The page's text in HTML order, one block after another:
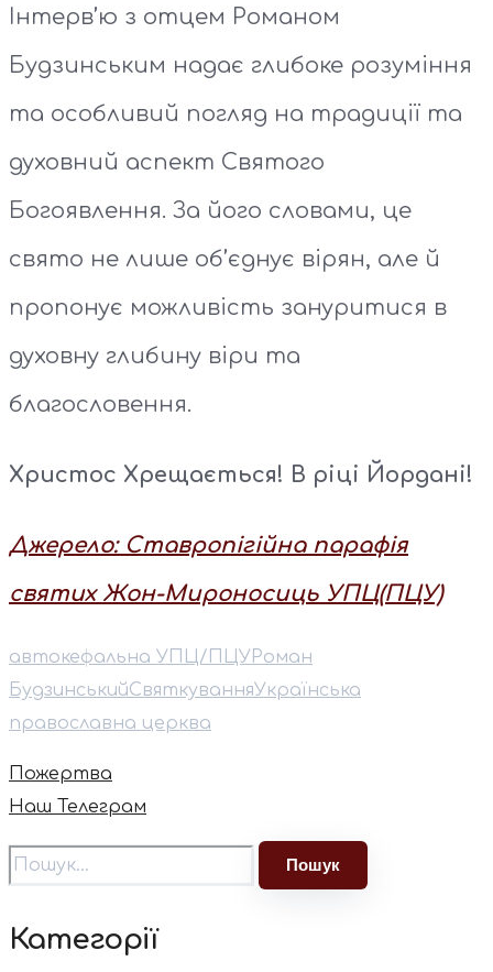
Інтерв’ю з отцем Романом
Будзинським надає глибоке розуміння
та особливий погляд на традиції та
духовний аспект Святого
Богоявлення. За його словами, це
свято не лише об’єднує вірян, але й
пропонує можливість зануритися в
духовну глибину віри та
благословення.
Христос Хрещається! В ріці Йордані!
Джерело: Ставропігійна парафія
святих Жон-Мироносиць УПЦ(ПЦУ)
автокефальна УПЦ/ПЦУ Роман
БудзинськийСвяткуванняУкраїнська
православна церква
Пожертва
Наш Телеграм
Категорії